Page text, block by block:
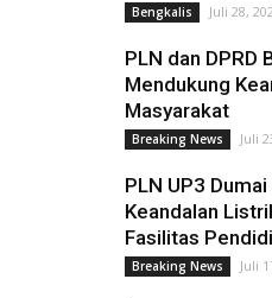
Bengkalis Juli 28,
PLN dan DPRD
Mendukung
Masyarakat
Breaking News Juli
PLN UP3
Keandalan
Fasilitas
Breaking News Juli